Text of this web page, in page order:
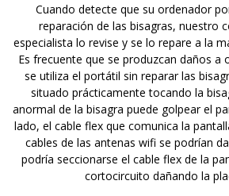
Cuando detecte que su ordenador
reparación de las bisagras, nuestro
especialista lo revise y se lo repare a la
Es frecuente que se produzcan daños a
se utiliza el portátil sin reparar las
situado prácticamente tocando la
anormal de la bisagra puede golpear el
lado, el cable flex que comunica la
cables de las antenas wifi se podrían
podría seccionarse el cable flex de la
cortocircuito dañando la